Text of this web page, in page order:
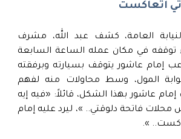
اتعاكست
العامة، كشف عبد الله، مشرف
توقفه في مكان عمله الساعة السابعة
إمام عاشور يتوقف بسيارته وبرفقته
المول، وسط محاولات منه لفهم
عاشور بهذا الشكل، قائلاً: «فيه إيه
فاتحة دلوقتي.. »، ليرد عليه إمام
».